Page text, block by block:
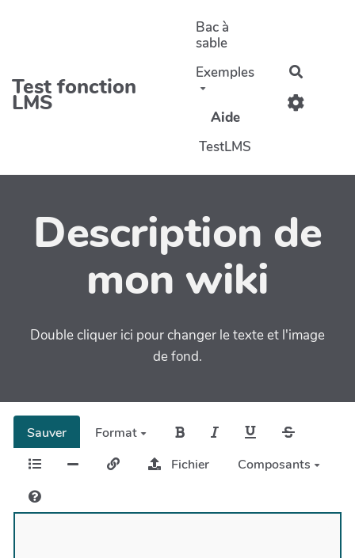
Test fonction
LMS
Bac à
sable
Exemples
Aide
TestLMS
Description de
mon wiki
Double cliquer ici pour changer le texte et l'image
de fond.
Sauver
Format
Fichier
Composants